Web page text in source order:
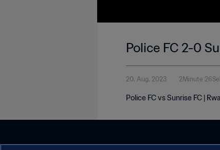
Police FC 2-0
20. Aug. 2023 2Minute
Police FC vs Sunrise FC |